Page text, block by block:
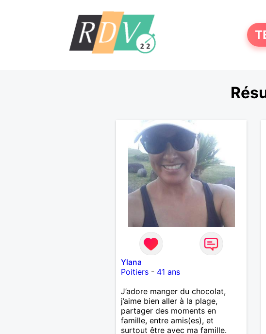
Ylana
Poitiers- 41 ans
J’adore manger du chocolat,
j’aime bien aller à la plage,
partager des moments en
famille, entre amis(es), et
surtout être avec ma famille.